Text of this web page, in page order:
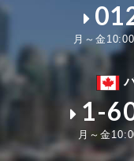
月～金
1-
月～金